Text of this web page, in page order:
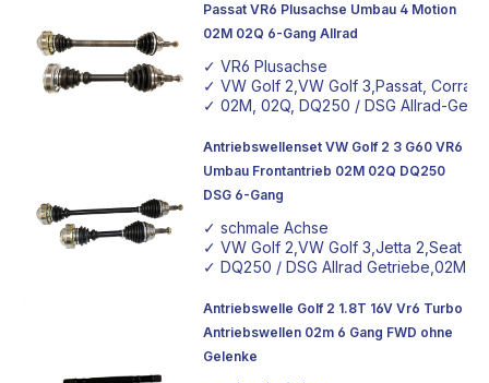
Passat VR6 Plusachse Umbau 4 Motion
02M 02Q 6-Gang Allrad
✓ VR6 Plusachse
✓ VW Golf 2,VW Golf 3,Passat,
✓ 02M, 02Q, DQ250 / DSG Allrad-
Antriebswellenset VW Golf 2 3 G60 VR6
Umbau Frontantrieb 02M 02Q DQ250
DSG 6-Gang
✓ schmale Achse
✓ VW Golf 2,VW Golf 3,Jetta 2,Seat
✓ DQ250 / DSG Allrad Getriebe,02M,
Antriebswelle Golf 2 1.8T 16V Vr6 Turbo
Antriebswellen 02m 6 Gang FWD ohne
Gelenke